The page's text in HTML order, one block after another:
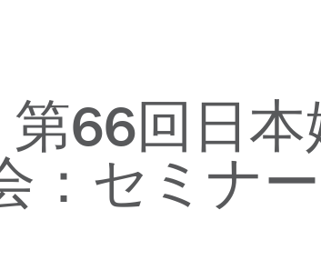
66回日
：セミナ